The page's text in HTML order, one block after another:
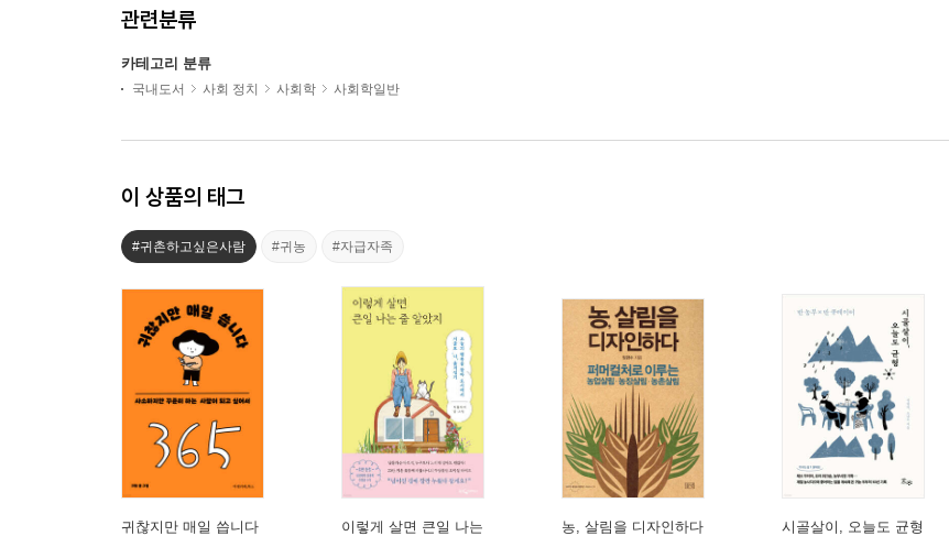
관련분류
카테고리 분류
국내도서 사회 정치 사회학 사회학일반
이 상품의 태그
#귀촌하고싶은사람 #귀농 #자급자족
귀찮지만 매일 씁니다
이렇게 살면 큰일 나는
농, 살림을 디자인하다 시골살이, 오늘도 균형